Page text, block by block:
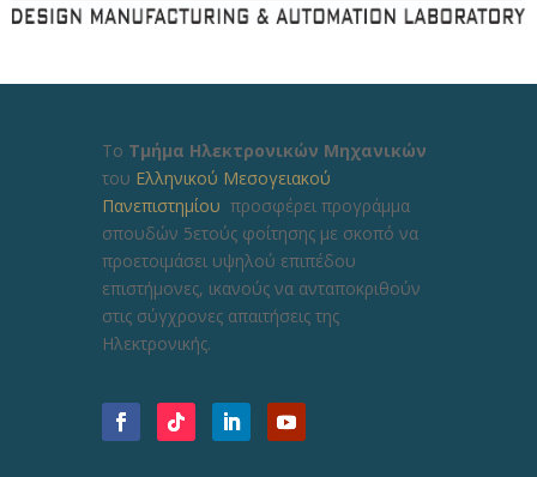
Το Τμήμα Ηλεκτρονικών Μηχανικών
του Ελληνικού Μεσογειακού
Πανεπιστημίου προσφέρει προγράμμα
σπουδών 5ετούς φοίτησης με σκοπό να
προετοιμάσει υψηλού επιπέδου
επιστήμονες, ικανούς να ανταποκριθούν
στις σύγχρονες απαιτήσεις της
Ηλεκτρονικής.